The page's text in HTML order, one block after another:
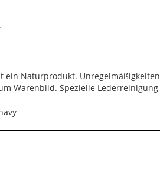
ein Naturprodukt. Unregelmäßigkeiten
Warenbild. Spezielle Lederreinigung